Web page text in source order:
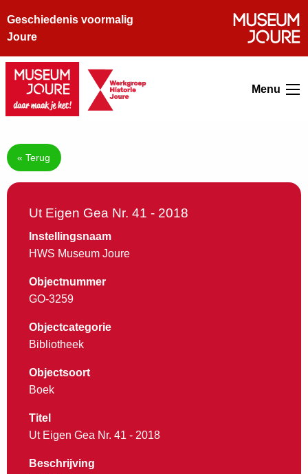
Geschiedenis voormalig
Joure
Menu
« Terug
Ut Eigen Gea Nr. 41 - 2018
Instellingsnaam
HWS Museum Joure
Objectnummer
GO-3259
Objectcategorie
Bibliotheek
Objectsoort
Boek
Titel
Ut Eigen Gea Nr. 41 - 2018
Beschrijving